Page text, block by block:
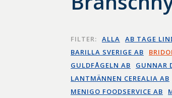
FILTER: ALLA AB TAGE
BARILLA SVERIGE AB
GULDFÅGELN AB
GUNNAR
LANTMÄNNEN CEREALIA AB
MENIGO FOODSERVICE AB